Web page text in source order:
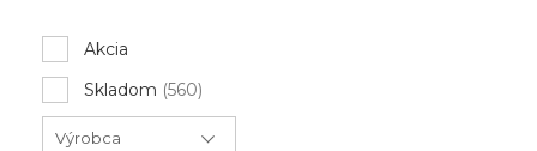
Akcia
Skladom (560)